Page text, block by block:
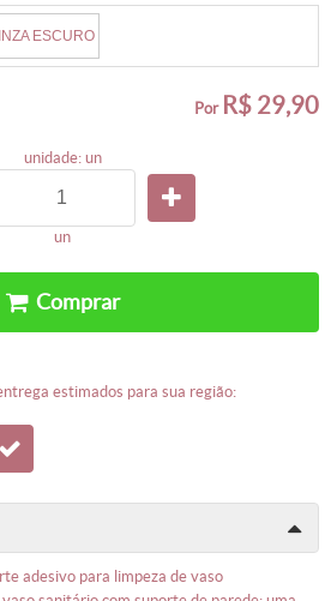
ESCURO
por R$ 29,90
unidade: un
un
comprar
estimados para sua região:
adesivo para limpeza de vaso